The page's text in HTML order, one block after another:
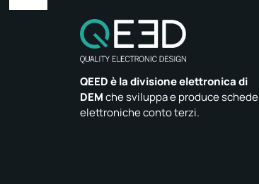
QEED è la divisione elettronica di
DEMche sviluppa e produce schede
elettroniche conto terzi.